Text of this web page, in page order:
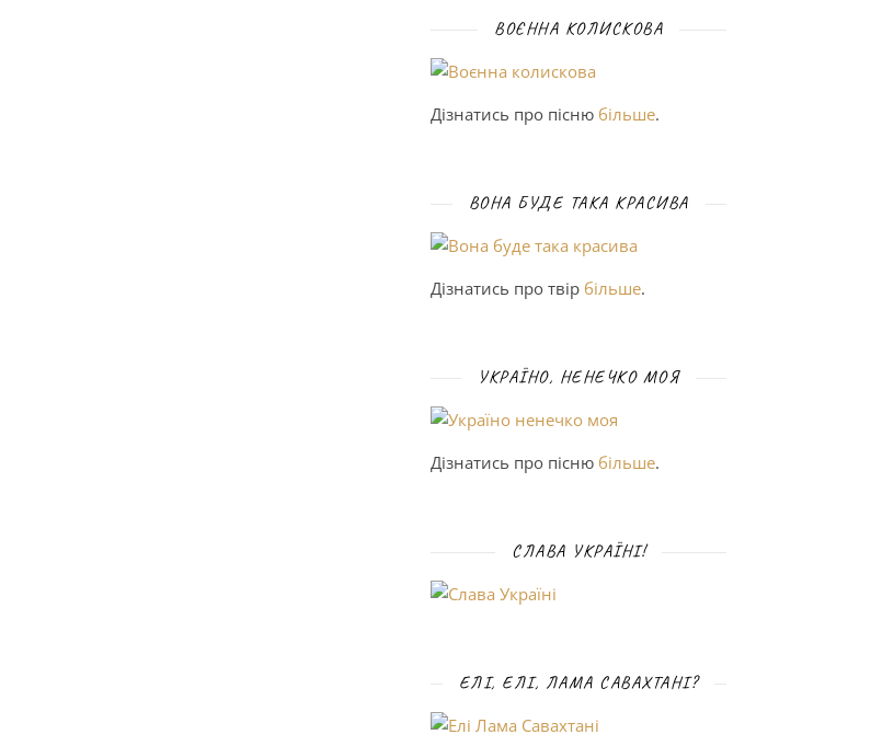
ВОЄННА КОЛИСКОВА
Дізнатись про пісню більше.
ВОНА БУДЕ ТАКА КРАСИВА
Дізнатись про твір більше.
УКРАЇНО, НЕНЕЧКО МОЯ
Дізнатись про пісню більше.
СЛАВА УКРАЇНІ!
ЕЛІ, ЕЛІ, ЛАМА САВАХТАНІ?